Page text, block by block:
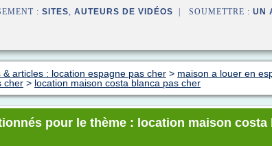
: SITES, AUTEURS DE VIDÉOS | SOUMETTRE : UN
& articles : location espagne pas cher > maison a louer en
cher > location maison costa blanca pas cher
pour le thème : location maison costa